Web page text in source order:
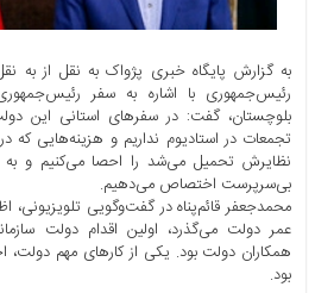
علمی
آموزشی
دسترسی
سریع
ارتباط
برگه
به گزارش پایگاه خبری پژواک به نقل از به
رئیس‌جمهوری با اشاره به سفر
بلوچستان، گفت: در سفرهای استانی این
تجمعات در استادیوم نداریم و هزینه‌هایی که
نظایرش تحمیل می‌شد را احصا می‌کنیم و به
بی‌سرپرست اختصاص می‌دهیم.
عمر دولت می‌گذرد، اولین اقدام دولت
همکاران دولت بود. یکی از کارهای مهم دولت،
بود.